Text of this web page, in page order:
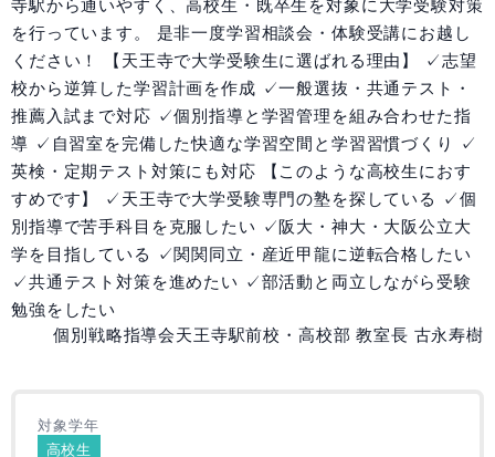
受付時間 10:00～19:00
無料体験 授業2回
資料請求
個別学習相談会
を行っています。 是非一度学習相談会・体験受講にお越し
ください！ 【天王寺で大学受験生に選ばれる理由】 ✓志望
校から逆算した学習計画を作成 ✓一般選抜・共通テスト・
推薦入試まで対応 ✓個別指導と学習管理を組み合わせた指
導 ✓自習室を完備した快適な学習空間と学習習慣づくり ✓
英検・定期テスト対策にも対応 【このような高校生におす
すめです】 ✓天王寺で大学受験専門の塾を探している ✓個
別指導で苦手科目を克服したい ✓阪大・神大・大阪公立大
学を目指している ✓関関同立・産近甲龍に逆転合格したい
✓共通テスト対策を進めたい ✓部活動と両立しながら受験
勉強をしたい
個別戦略指導会天王寺駅前校・高校部 教室長 古永寿樹
対象学年
高校生